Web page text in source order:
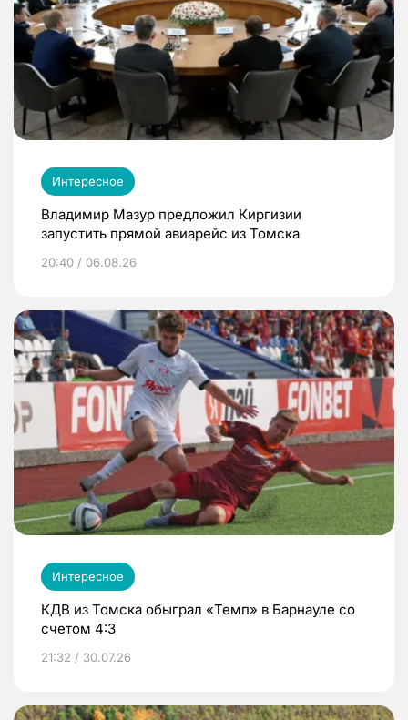
Интересное
Владимир Мазур предложил Киргизии
запустить прямой авиарейс из Томска
20:40 / 06.08.26
Интересное
КДВ из Томска обыграл «Темп» в Барнауле со
счетом 4:3
21:32 / 30.07.26